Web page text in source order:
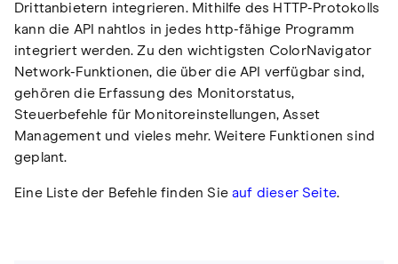
Drittanbietern integrieren. Mithilfe des HTTP-Protokolls
kann die API nahtlos in jedes http-fähige Programm
integriert werden. Zu den wichtigsten ColorNavigator
Network-Funktionen, die über die API verfügbar sind,
gehören die Erfassung des Monitorstatus,
Steuerbefehle für Monitoreinstellungen, Asset
Management und vieles mehr. Weitere Funktionen sind
geplant.
Eine Liste der Befehle finden Sieauf dieser Seite.